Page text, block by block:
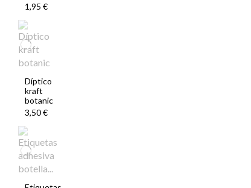
1,95 €
Díptico
kraft
botanic
3,50 €